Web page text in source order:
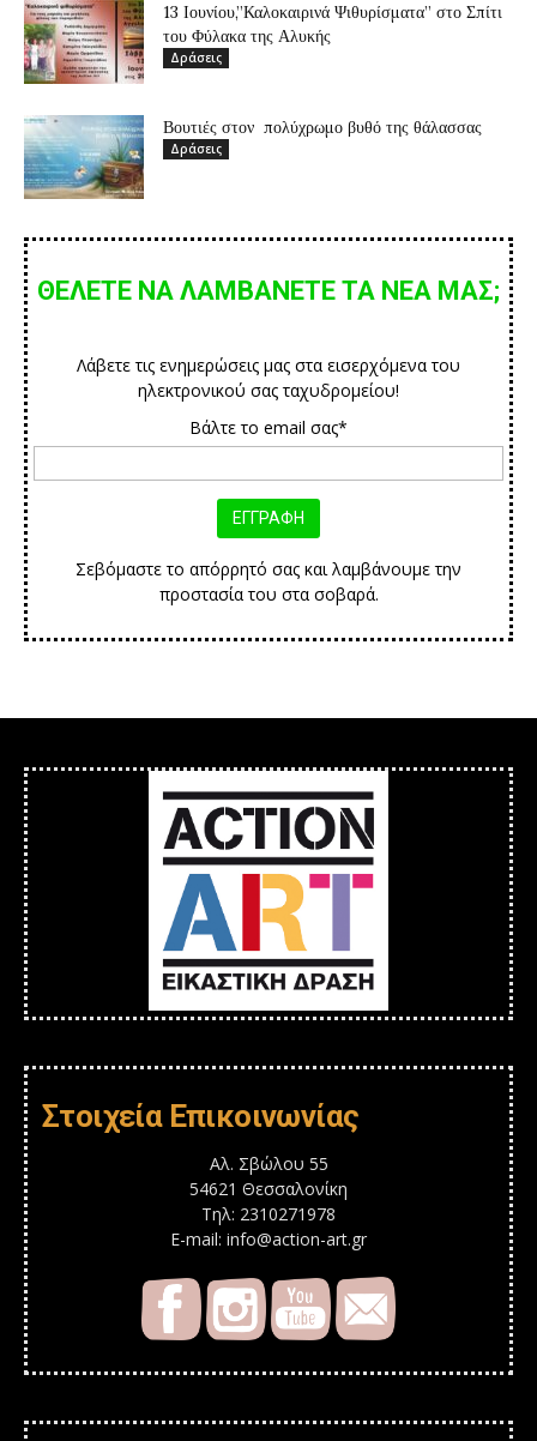
13 Ιουνίου,”Καλοκαιρινά Ψιθυρίσματα” στο Σπίτι
του Φύλακα της Αλυκής
Δράσεις
Βουτιές στον πολύχρωμο βυθό της θάλασσας
Δράσεις
ΘΕΛΕΤΕ ΝΑ ΛΑΜΒΑΝΕΤΕ ΤΑ ΝΕΑ ΜΑΣ;
Λάβετε τις ενημερώσεις μας στα εισερχόμενα του
ηλεκτρονικού σας ταχυδρομείου!
Βάλτε το email σας*
Σεβόμαστε το απόρρητό σας και λαμβάνουμε την
προστασία του στα σοβαρά.
Στοιχεία Επικοινωνίας
Αλ. Σβώλου 55
54621 Θεσσαλονίκη
Τηλ: 2310271978
E-mail: info@action-art.gr